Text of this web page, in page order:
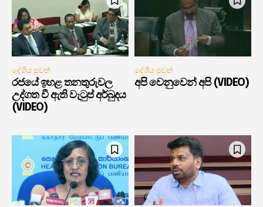
දේශීය පුවත්
රජයේ ඉහළ තනතුරුවල
උද්ගත වී ඇති වැටුප් අර්බුදය
(VIDEO)
දේශීය පුවත්
අපි වෙනුවෙන් අපි (VIDEO)